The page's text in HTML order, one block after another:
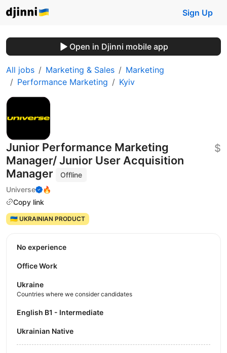
Sign Up
Open in Djinni mobile app
All jobs Marketing & Sales
Marketing
Performance Marketing
Kyiv
Junior Performance Marketing
Manager/ Junior User Acquisition
Manager
Offline
Universe
🔥
Copy link
$
🇺🇦 UKRAINIAN PRODUCT
No experience
Office Work
Ukraine
Countries where we consider candidates
English B1 - Intermediate
Ukrainian Native